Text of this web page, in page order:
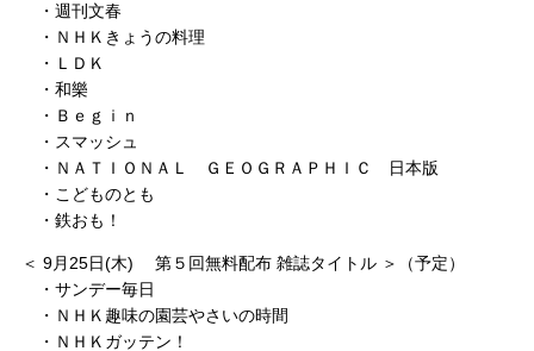
・週刊文春
・ＮＨＫきょうの料理
・ＬＤＫ
・和樂
・Ｂｅｇｉｎ
・スマッシュ
・ＮＡＴＩＯＮＡＬ ＧＥＯＧＲＡＰＨＩＣ 日本版
・こどものとも
・鉄おも！
＜ 9月25日(木) 第５回無料配布 雑誌タイトル ＞（予定）
・サンデー毎日
・ＮＨＫ趣味の園芸やさいの時間
・ＮＨＫガッテン！